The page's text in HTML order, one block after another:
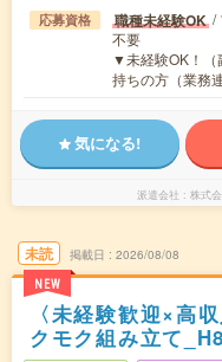
応募資格 職種未経験OK /
不要
▼未経験OK！
持ちの方（業務
気になる!
派遣会社 株式
未読
NEW
掲載日 2026/08/08
〈未経験歓迎×高
クモク組み立て